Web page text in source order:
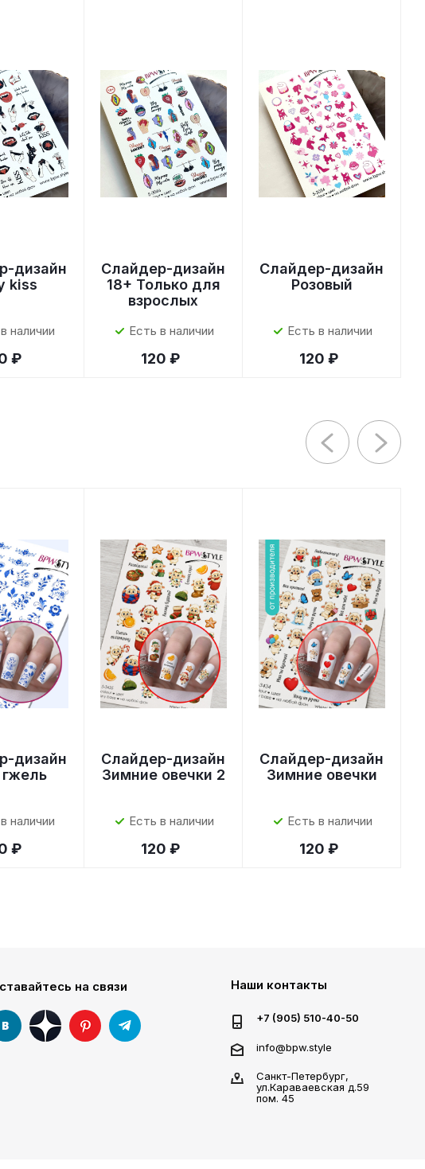
дизайн
kiss
наличии
₽
Слайдер-дизайн
18+ Только для
взрослых
Есть в наличии
120 ₽
Слайдер-дизайн
Розовый
Есть в наличии
120 ₽
дизайн
наличии
₽
Слайдер-дизайн
Зимние овечки 2
Есть в наличии
120 ₽
Слайдер-дизайн
Зимние овечки
Есть в наличии
120 ₽
на связи Наши контакты
+7 (905) 510-40-50
info@bpw.style
Санкт-Петербург,
ул.Караваевская д.59
пом. 45